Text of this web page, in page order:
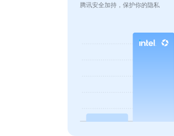
腾讯安全加持，保护你的隐私